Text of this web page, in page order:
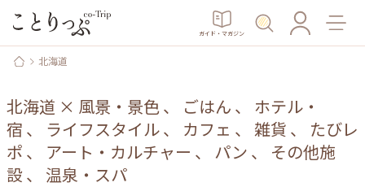
ガイド・マガジン
北海道
北海道 × 風景・景色、 ごはん 、 ホテル・
宿 、 ライフスタイル、 カフェ 、 雑貨 、 たびレ
ポ 、 アート・カルチャー 、 パン 、 その他施
設、 温泉・スパ